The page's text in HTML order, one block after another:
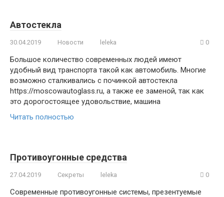
Автостекла
30.04.2019 Новости leleka 0
Большое количество современных людей имеют
удобный вид транспорта такой как автомобиль. Многие
возможно сталкивались с починкой автостекла
https://moscowautoglass.ru, а также ее заменой, так как
это дорогостоящее удовольствие, машина
Читать полностью
Противоугонные средства
27.04.2019 Секреты leleka 0
Современные противоугонные системы, презентуемые